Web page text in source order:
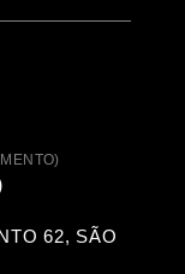
62, SÃO